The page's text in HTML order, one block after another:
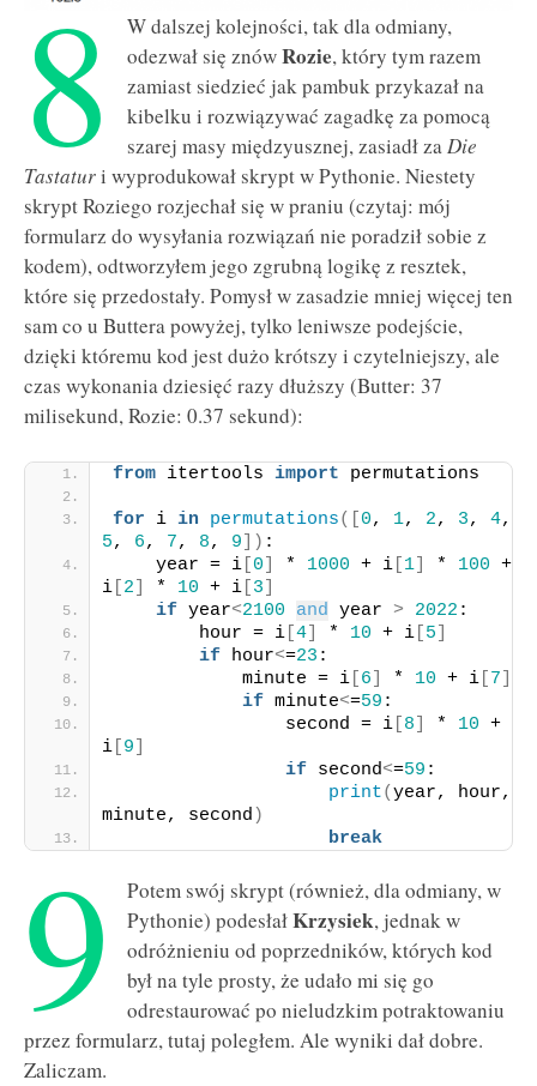
8
W dalszej kolejności, tak dla odmiany,
odezwał się znówRozie, który tym razem
zamiast siedzieć jak pambuk przykazał na
kibelku i rozwiązywać zagadkę za pomocą
szarej masy międzyusznej, zasiadł zaDie
Tastaturi wyprodukował skrypt w Pythonie. Niestety
skrypt Roziego rozjechał się w praniu (czytaj: mój
formularz do wysyłania rozwiązań nie poradził sobie z
kodem), odtworzyłem jego zgrubną logikę z resztek,
które się przedostały. Pomysł w zasadzie mniej więcej ten
sam co u Buttera powyżej, tylko leniwsze podejście,
dzięki któremu kod jest dużo krótszy i czytelniejszy, ale
czas wykonania dziesięć razy dłuższy (Butter: 37
milisekund, Rozie: 0.37 sekund):
from itertools import permutations
for i in permutations([ 0, 1, 2, 3, 4
5, 6, 7, 8, 9 ]) :
    year = i
0 * 1000 + i 1 * 100 +
i 2 * 10 + i 3
if year<2100 and year > 2022 :
        hour = i
4 * 10 + i 5
if hour<=23 :
            minute = i
6 * 10 + i 7
if minute<=59 :
                second = i
8 * 10 +
i 9
if second<=59 :
print(year, hour,
minute, second )
break
9
Potem swój skrypt (również, dla odmiany, w
Pythonie) podesłałKrzysiek, jednak w
odróżnieniu od poprzedników, których kod
był na tyle prosty, że udało mi się go
odrestaurować po nieludzkim potraktowaniu
przez formularz, tutaj poległem. Ale wyniki dał dobre.
Zaliczam.